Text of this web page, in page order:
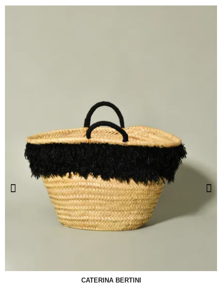
CATERINA BERTINI